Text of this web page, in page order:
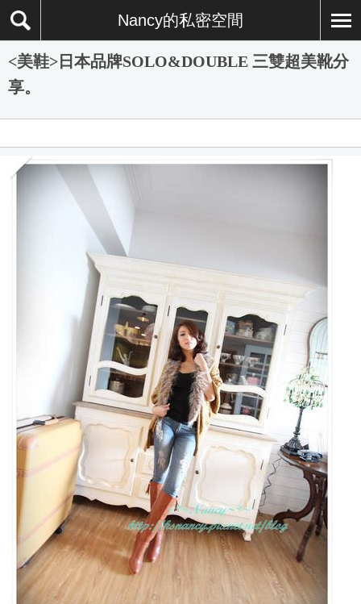
Nancy的私密空間
<美鞋>日本品牌SOLO&DOUBLE 三雙超美靴分
享。